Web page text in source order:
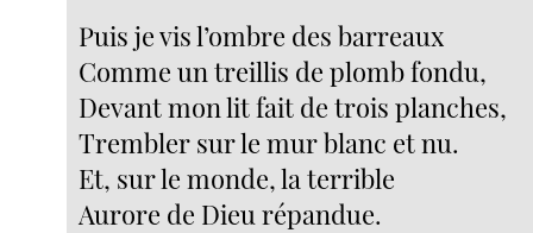
Puis je vis l’ombre des barreaux
Comme un treillis de plomb fondu,
Devant mon lit fait de trois planches,
Trembler sur le mur blanc et nu.
Et, sur le monde, la terrible
Aurore de Dieu répandue.